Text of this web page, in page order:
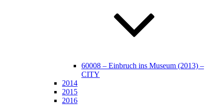
60008 – Einbruch ins Museum (2013) –
CITY
2014
2015
2016